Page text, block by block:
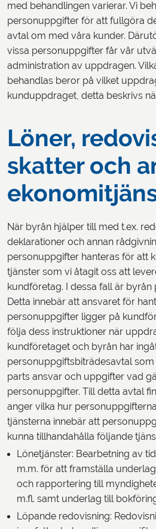
med behandlingen varierar. Vi
personuppgifter för att fullgöra
avtal om med våra kunder.
vissa personuppgifter får vår
administration av uppdragen.
behandlas beror på vilket
kunduppdraget, detta beskrivs
Löner,
skatter och
När byrån hjälper till med t.ex.
deklarationer och annan
personuppgifter hanteras för att
tjänster som vi åtagit oss att
kundföretag. I dessa fall är
Detta innebär att ansvaret för
personuppgifter ligger på
följa dess instruktioner när
kundföretaget och byrån har
personuppgiftsbiträdesavtal
parts ansvar och uppgifter vad
personuppgifter. Till detta avtal
anger vilka hur
tjänsterna innebär att
kunna tillhandahålla följande
Lönetjänster: Bearbetning av
m.m. för att framställa
och rapportering till
m.fl. samt underlag till
Löpande redovisning: